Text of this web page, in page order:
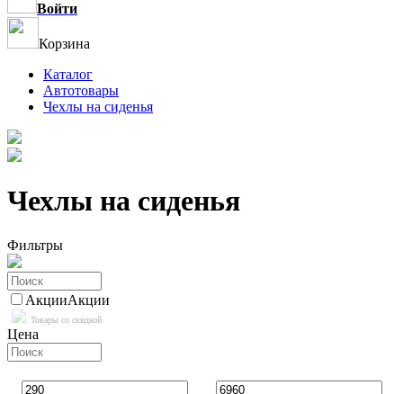
Войти
Корзина
Каталог
Автотовары
Чехлы на сиденья
Чехлы на сиденья
Фильтры
АкцииАкции
Товары со скидкой
Цена